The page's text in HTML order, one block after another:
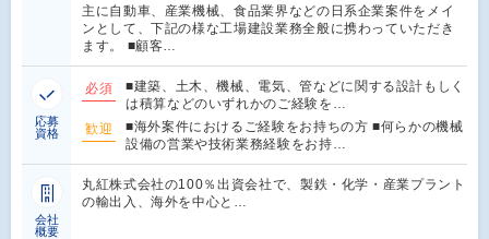
主に自動車、産業機械、食品業界などの日系企業案件をメイ
ンとして、下記の様な工場建設業務全般に携わっていただき
ます。 ■顧客…
応募
資格
必須
■建築、土木、機械、電気、管などに関する設計もしく
は積算などのいずれかのご経験を…
歓迎
■海外案件におけるご経験をお持ちの方 ■何らかの機械
設備の営業や技術業務経験をお持…
会社
概要
丸紅株式会社の100％出資会社で、製鉄・化学・産業プラント
の輸出入、海外を中心と…